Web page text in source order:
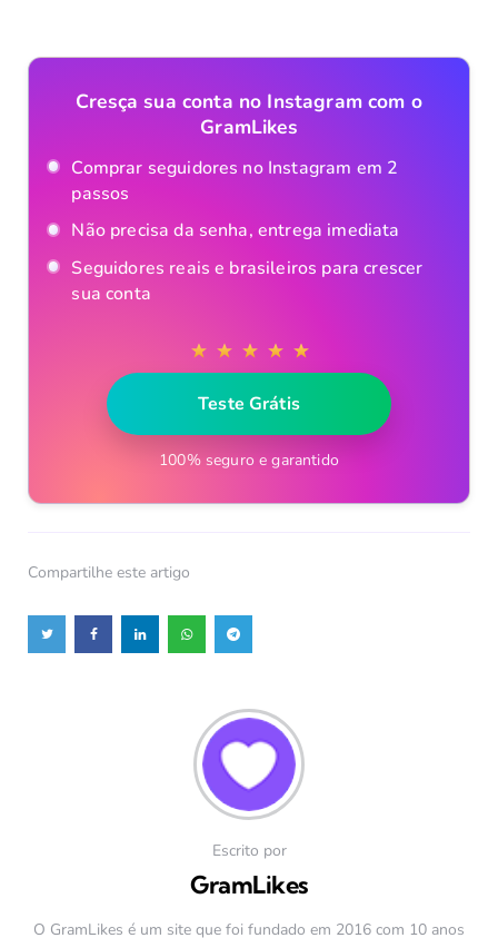
Cresça sua conta no Instagram com o
GramLikes
Comprar seguidores no Instagram em 2
passos
Não precisa da senha, entrega imediata
Seguidores reais e brasileiros para crescer
sua conta
Teste Grátis
100% seguro e garantido
Compartilhe este artigo
Escrito por
GramLikes
O GramLikes é um site que foi fundado em 2016 com 10 anos